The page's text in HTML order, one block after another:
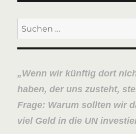
Suchen
nach:
Wenn wir künftig dort
haben, der uns zusteht,
Frage: Warum sollten wir
viel Geld in die UN